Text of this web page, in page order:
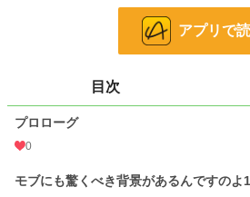
しかも、序盤で悪役令嬢にクビにされてしまう
前世で培った詐欺級のメイクテクニックを駆使
ィオナに取り入ろうとするが！？
＃ツンデレ悪役令嬢を全力応援するコメディです
小説
恋愛 66,375 位 / 66,375 件
アプリで
目次
プロローグ
0
モブにも驚くべき背景があるんですのよ1